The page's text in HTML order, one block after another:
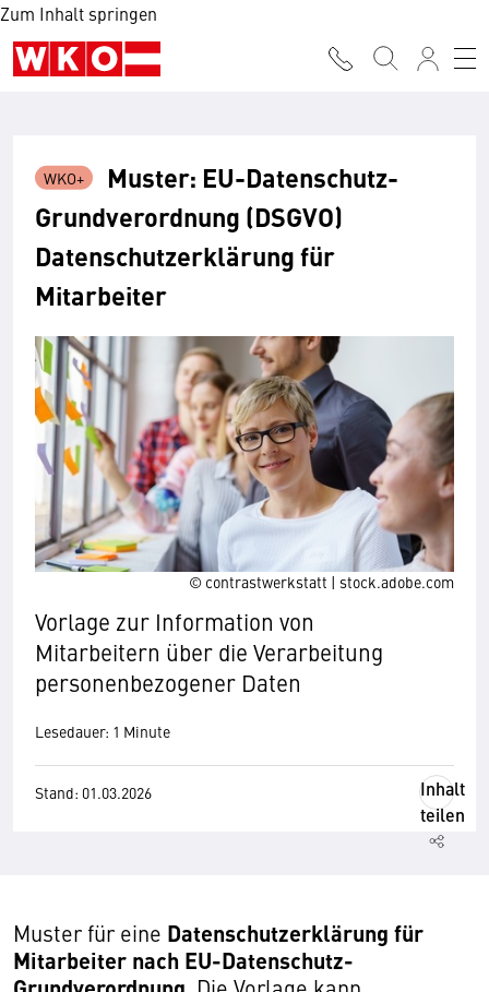
Zum Inhalt springen
© contrastwerkstatt | stock.adobe.com
Muster: EU-Datenschutz-
Grundverordnung (DSGVO)
Datenschutzerklärung für
Mitarbeiter
Vorlage zur Information von
Mitarbeitern über die Verarbeitung
personenbezogener Daten
Lesedauer: 1 Minute
Stand: 01.03.2026
Inhalt
teilen
Muster für eine Datenschutzerklärung für
Mitarbeiter nach EU-Datenschutz-